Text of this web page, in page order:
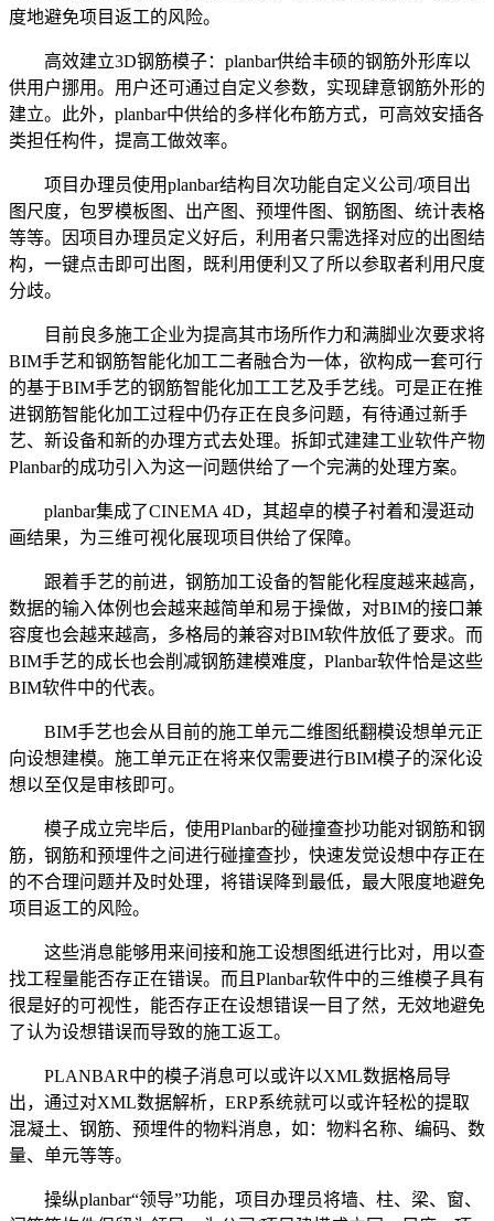
度地避免项目返工的风险。
高效建立3D钢筋模子：planbar供给丰硕的钢筋外形库以
供用户挪用。用户还可通过自定义参数，实现肆意钢筋外形的
建立。此外，planbar中供给的多样化布筋方式，可高效安插各
类担任构件，提高工做效率。
项目办理员使用planbar结构目次功能自定义公司/项目出
图尺度，包罗模板图、出产图、预埋件图、钢筋图、统计表格
等等。因项目办理员定义好后，利用者只需选择对应的出图结
构，一键点击即可出图，既利用便利又了所以参取者利用尺度
分歧。
目前良多施工企业为提高其市场所作力和满脚业次要求将
BIM手艺和钢筋智能化加工二者融合为一体，欲构成一套可行
的基于BIM手艺的钢筋智能化加工工艺及手艺线。可是正在推
进钢筋智能化加工过程中仍存正在良多问题，有待通过新手
艺、新设备和新的办理方式去处理。拆卸式建建工业软件产物
Planbar的成功引入为这一问题供给了一个完满的处理方案。
planbar集成了CINEMA 4D，其超卓的模子衬着和漫逛动
画结果，为三维可视化展现项目供给了保障。
跟着手艺的前进，钢筋加工设备的智能化程度越来越高，
数据的输入体例也会越来越简单和易于操做，对BIM的接口兼
容度也会越来越高，多格局的兼容对BIM软件放低了要求。而
BIM手艺的成长也会削减钢筋建模难度，Planbar软件恰是这些
BIM软件中的代表。
BIM手艺也会从目前的施工单元二维图纸翻模设想单元正
向设想建模。施工单元正在将来仅需要进行BIM模子的深化设
想以至仅是审核即可。
模子成立完毕后，使用Planbar的碰撞查抄功能对钢筋和钢
筋，钢筋和预埋件之间进行碰撞查抄，快速发觉设想中存正在
的不合理问题并及时处理，将错误降到最低，最大限度地避免
项目返工的风险。
这些消息能够用来间接和施工设想图纸进行比对，用以查
找工程量能否存正在错误。而且Planbar软件中的三维模子具有
很是好的可视性，能否存正在设想错误一目了然，无效地避免
了认为设想错误而导致的施工返工。
PLANBAR中的模子消息可以或许以XML数据格局导
出，通过对XML数据解析，ERP系统就可以或许轻松的提取
混凝土、钢筋、预埋件的物料消息，如：物料名称、编码、数
量、单元等等。
操纵planbar“领导”功能，项目办理员将墙、柱、梁、窗、